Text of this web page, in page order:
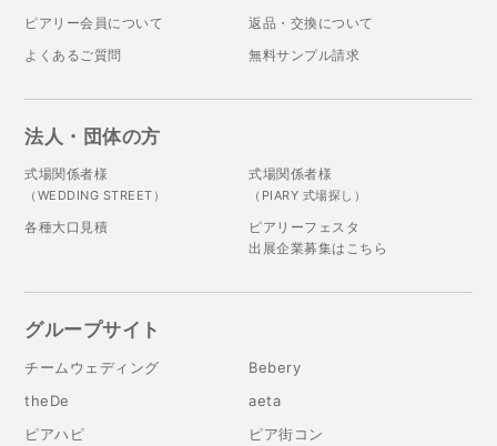
ピアリー会員について
返品・交換について
よくあるご質問
無料サンプル請求
法人・団体の方
式場関係者様
（WEDDING STREET）
式場関係者様
（PIARY 式場探し）
各種大口見積
ピアリーフェスタ
出展企業募集はこちら
グループサイト
チームウェディング
Bebery
theDe
aeta
ピアハピ
ピア街コン